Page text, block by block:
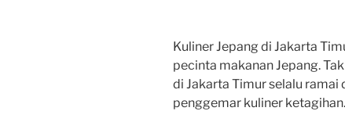
Kuliner Jepang di Jakarta
pecinta makanan Jepang.
di Jakarta Timur selalu
penggemar kuliner ketagihan.